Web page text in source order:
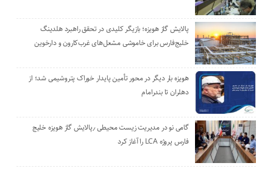
پالایش گاز هویزه؛ بازیگر کلیدی در تحقق راهبرد هلدینگ
خلیج‌فارس برای خاموشی مشعل‌های غرب‌کارون و دارخوین
هویزه بار دیگر در محور تأمین پایدار خوراک پتروشیمی شد؛ از
دهلران تا بندرامام
گامی نو در مدیریت زیست ‌محیطی ٫پالایش گاز هویزه خلیج
‌فارس پروژه LCA را آغاز کرد